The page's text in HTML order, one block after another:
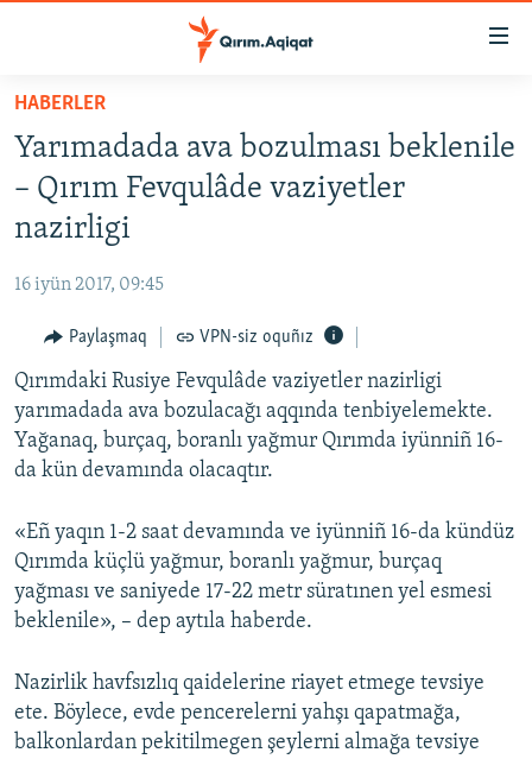
Esas
qaytmaq
Baş
navigatsiyağa
qaytmaq
Qıdıruvğa
qaytmaq
İQTİSADİYAT
MEDENİYET
İNSAN AQLARI
VİDEO
SÜRET
BLOGLAR
Русский
Українською
QOŞULIÑIZ!
HABERLER
Yarımadada ava bozulması beklenile
– Qırım Fevqulâde vaziyetler
nazirligi
16 iyün 2017, 09:45
Paylaşmaq VPN-siz oquñız
Qırımdaki Rusiye Fevqulâde vaziyetler nazirligi
yarımadada ava bozulacağı aqqında tenbiyelemekte.
Yağanaq, burçaq, boranlı yağmur Qırımda iyünniñ 16-
da kün devamında olacaqtır.
«Eñ yaqın 1-2 saat devamında ve iyünniñ 16-da kündüz
Qırımda küçlü yağmur, boranlı yağmur, burçaq
yağması ve saniyede 17-22 metr süratınen yel esmesi
beklenile», – dep aytıla haberde.
Nazirlik havfsızlıq qaidelerine riayet etmege tevsiye
ete. Böylece, evde pencerelerni yahşı qapatmağa,
balkonlardan pekitilmegen şeylerni almağa tevsiye